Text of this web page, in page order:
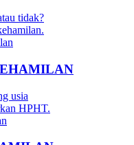
tidak?
usia
HPHT.